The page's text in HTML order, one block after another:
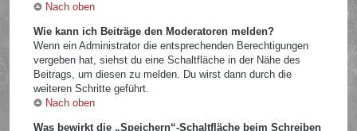
Nach oben
Wie kann ich Beiträge den Moderatoren melden?
Wenn ein Administrator die entsprechenden Berechtigungen
vergeben hat, siehst du eine Schaltfläche in der Nähe des
Beitrags, um diesen zu melden. Du wirst dann durch die
weiteren Schritte geführt.
Nach oben
Was bewirkt die „Speichern“-Schaltfläche beim Schreiben